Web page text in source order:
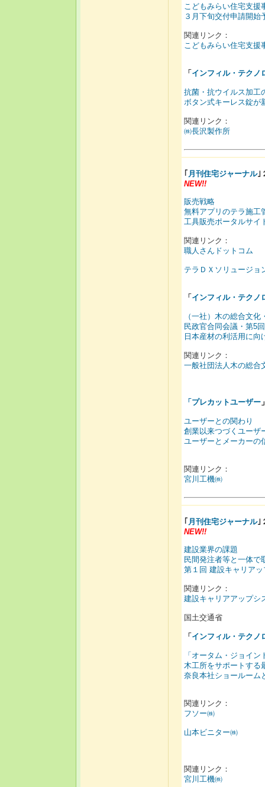
こどもみらい住宅支援
３月下旬交付申請開始
関連リンク：
こどもみらい住宅支援
「 インフィル・テクノ
抗菌・抗ウイルス加工
ボタン式キーレス錠が
関連リンク：
㈱長沢製作所
｢ 月刊住宅ジャーナル｣
NEW!!
販売戦略
無料アプリのテラ施工
工具販売ポータルサイ
関連リンク：
職人さんドットコム
テラＤＸソリュージョ
「 インフィル・テクノ
（一社）木の総合文
民政官合同会議・第5
日本産材の利活用に向
関連リンク：
一般社団法人木の総合
「 プレカットユーザー
ユーザーとの関わり
創業以来つづくユーザ
ユーザーとメーカーの
関連リンク：
宮川工機㈱
｢ 月刊住宅ジャーナル｣
NEW!!
建設業界の課題
民間発注者等と一体で
第１回 建設キャリア
関連リンク：
建設キャリアアップシ
国土交通省
「 インフィル・テクノ
「オータム・ジョイ
木工所をサポートする
奈良本社ショールーム
関連リンク：
フソー㈱
山本ビニター㈱
関連リンク：
宮川工機㈱